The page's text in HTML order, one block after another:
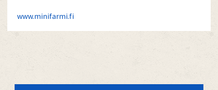
www.minifarmi.fi